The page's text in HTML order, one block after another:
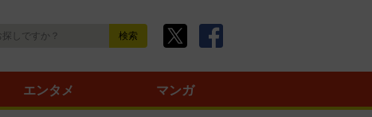
エンタメ マンガ